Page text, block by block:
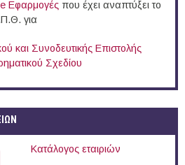
Eφαρμογές που έχει αναπτύξει το
για
και Συνοδευτικής Επιστολής
Σχεδίου
Κατάλογος εταιριών